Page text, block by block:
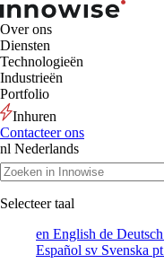
Over ons
Diensten
Technologieën
Industrieën
Portfolio
Inhuren
Contacteer ons
nl Nederlands
Selecteer taal
en English de Deutsch
Español sv Svenska pt